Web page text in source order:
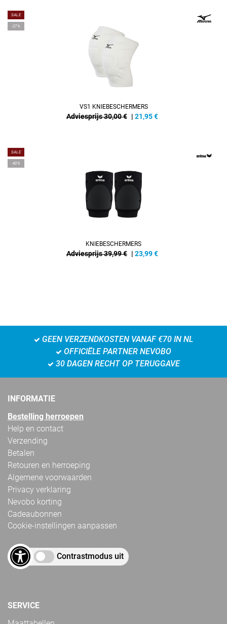
SALE
-27%
VS1 KNIEBESCHERMERS
Adviesprijs 30,00 € | 21,95€
SALE
-40%
KNIEBESCHERMERS
Adviesprijs 39,99 € | 23,99€
GEEN VERZENDKOSTEN VANAF €70 IN NL
OFFICIËLE PARTNER NEVOBO
30 DAGEN RECHT OP TERUGGAVE
INFORMATIE
Bestelling herroepen
Help en contact
Verzending
Betalen
Retouren en herroeping
Algemene voorwaarden
Privacy verklaring
Nevobo korting
Cadeaubonnen
Cookie-instellingen aanpassen
Contrastmodus uit
SERVICE